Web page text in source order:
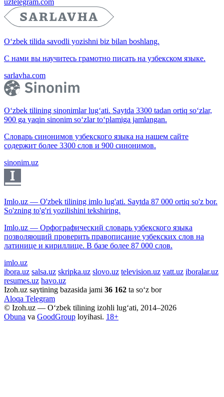
uztelegram.com
O‘zbek tilida savodli yozishni biz bilan boshlang.
С нами вы научитесь грамотно писать на узбекском языке.
sarlavha.com
O‘zbek tilining sinonimlar lug‘ati. Saytda 3300 tadan ortiq so‘zlar,
900 ga yaqin sinonim so‘zlar to‘plamiga jamlangan.
Словарь синонимов узбекского языка на нашем сайте
содержит более 3300 слов и 900 синонимов.
sinonim.uz
Imlo.uz — O'zbek tilining imlo lug'ati. Saytda 87 000 ortiq so'z bor.
So'zning to'g'ri yozilishini tekshiring.
Imlo.uz — Орфографический словарь узбекского языка
позволяющий проверить правописание узбекских слов на
латинице и кириллице. В базе более 87 000 слов.
imlo.uz
ibora.uz salsa.uz skripka.uz slovo.uz television.uz vatt.uz iboralar.uz
resumes.uz havo.uz
Izoh.uz saytining bazasida jami 36 162 ta so‘z bor
Aloqa Telegram
© Izoh.uz — O‘zbek tilining izohli lug‘ati, 2014–2026
Obuna va GoodGroup loyihasi. 18+